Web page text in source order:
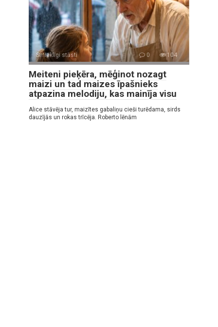
Smieklīgi stāsti 0 104
Meiteni pieķēra, mēģinot nozagt
maizi un tad maizes īpašnieks
atpazina melodiju, kas mainīja visu
Alice stāvēja tur, maizītes gabaliņu cieši turēdama, sirds
dauzījās un rokas trīcēja. Roberto lēnām